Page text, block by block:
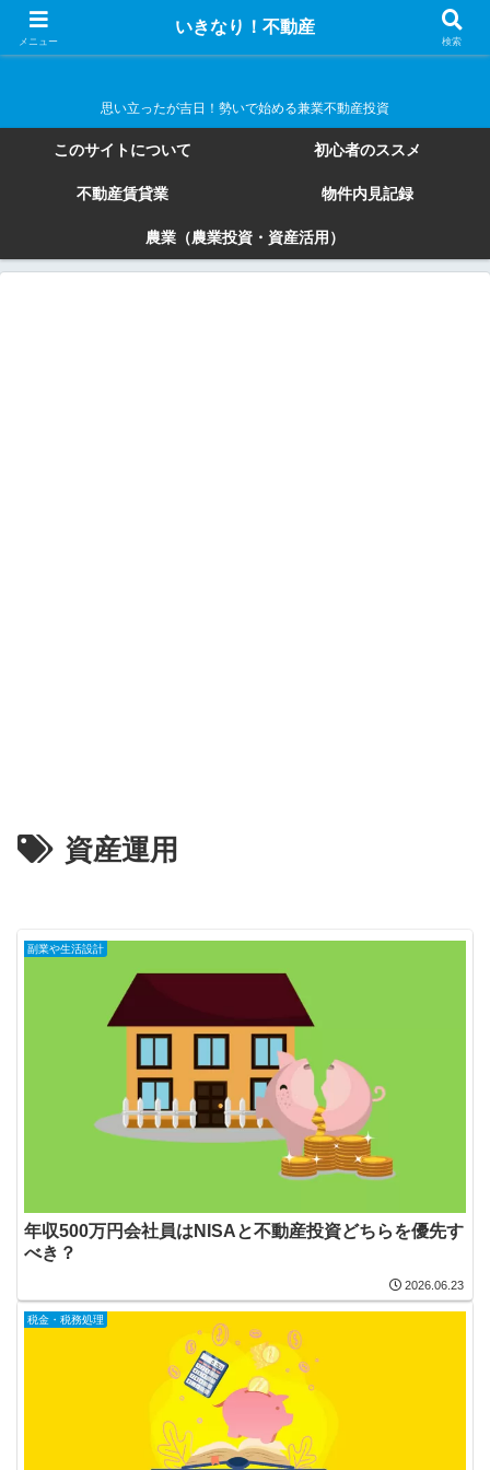
いきなり！不動産
思い立ったが吉日！勢いで始める兼業不動産投資
このサイトについて 初心者のススメ
不動産賃貸業 物件内見記録
農業（農業投資・資産活用）
資産運用
副業や生活設計
年収500万円会社員はNISAと不動産投資どちらを優先す
べき？
2026.06.23
税金・税務処理
メニュー
いきなり！不動産
検索